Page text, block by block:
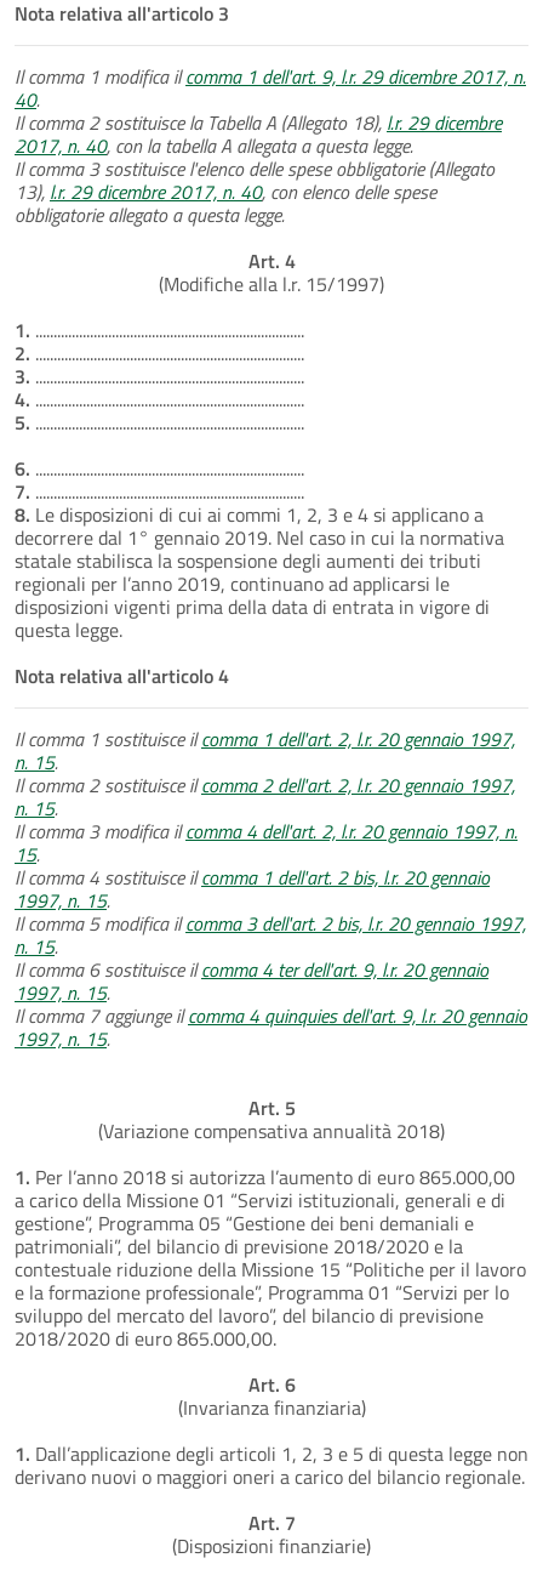
Nota relativa all'articolo 3
Il comma 1 modifica ilcomma 1 dell'art. 9, l.r. 29 dicembre 2017, n.
40.
Il comma 2 sostituisce la Tabella A (Allegato 18), l.r. 29 dicembre
2017, n. 40, con la tabella A allegata a questa legge.
Il comma 3 sostituisce l'elenco delle spese obbligatorie (Allegato
13), l.r. 29 dicembre 2017, n. 40, con elenco delle spese
obbligatorie allegato a questa legge.
Art. 4
(Modifiche alla l.r. 15/1997)
1. ..........................................................................
2. ..........................................................................
3. ..........................................................................
4. ..........................................................................
5. ..........................................................................
6. ..........................................................................
7. ..........................................................................
8. Le disposizioni di cui ai commi 1, 2, 3 e 4 si applicano a
decorrere dal 1° gennaio 2019. Nel caso in cui la normativa
statale stabilisca la sospensione degli aumenti dei tributi
regionali per l’anno 2019, continuano ad applicarsi le
disposizioni vigenti prima della data di entrata in vigore di
questa legge.
Nota relativa all'articolo 4
Il comma 1 sostituisce ilcomma 1 dell'art. 2, l.r. 20 gennaio 1997,
n. 15.
Il comma 2 sostituisce ilcomma 2 dell'art. 2, l.r. 20 gennaio 1997,
n. 15.
Il comma 3 modifica ilcomma 4 dell'art. 2, l.r. 20 gennaio 1997, n.
15.
Il comma 4 sostituisce ilcomma 1 dell'art. 2 bis, l.r. 20 gennaio
1997, n. 15.
Il comma 5 modifica ilcomma 3 dell'art. 2 bis, l.r. 20 gennaio 1997,
n. 15.
Il comma 6 sostituisce ilcomma 4 ter dell'art. 9, l.r. 20 gennaio
1997, n. 15.
Il comma 7 aggiunge ilcomma 4 quinquies dell'art. 9, l.r. 20 gennaio
1997, n. 15.
Art. 5
(Variazione compensativa annualità 2018)
1. Per l’anno 2018 si autorizza l’aumento di euro 865.000,00
a carico della Missione 01 “Servizi istituzionali, generali e di
gestione”, Programma 05 “Gestione dei beni demaniali e
patrimoniali”, del bilancio di previsione 2018/2020 e la
contestuale riduzione della Missione 15 “Politiche per il lavoro
e la formazione professionale”, Programma 01 “Servizi per lo
sviluppo del mercato del lavoro”, del bilancio di previsione
2018/2020 di euro 865.000,00.
Art. 6
(Invarianza finanziaria)
1. Dall’applicazione degli articoli 1, 2, 3 e 5 di questa legge non
derivano nuovi o maggiori oneri a carico del bilancio regionale.
Art. 7
(Disposizioni finanziarie)